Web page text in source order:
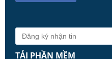
TẢI PHẦN MỀM